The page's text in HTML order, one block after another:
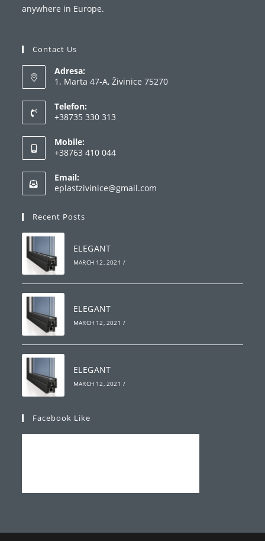
anywhere in Europe.
Contact Us
Adresa:
1. Marta 47-A, Živinice 75270
Telefon:
+38735 330 313
Mobile:
+38763 410 044
Email:
eplastzivinice@gmail.com
Recent Posts
ELEGANT
MARCH 12, 2021 /
ELEGANT
MARCH 12, 2021 /
ELEGANT
MARCH 12, 2021 /
Facebook Like